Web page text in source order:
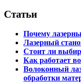
Статьи
Почему
Лазерный
Стоит ли
Как работает
Волоконный
обработки